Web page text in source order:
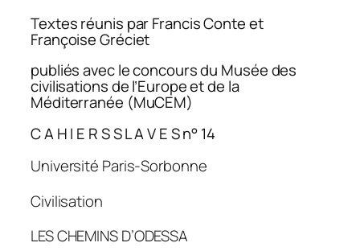
Textes réunis par Francis Conte et
Françoise Gréciet
publiés avec le concours du Musée des
civilisations de l’Europe et de la
Méditerranée (MuCEM)
C A H I E R S S L A V E S n° 14
Université Paris-Sorbonne
Civilisation
LES CHEMINS D’ODESSA